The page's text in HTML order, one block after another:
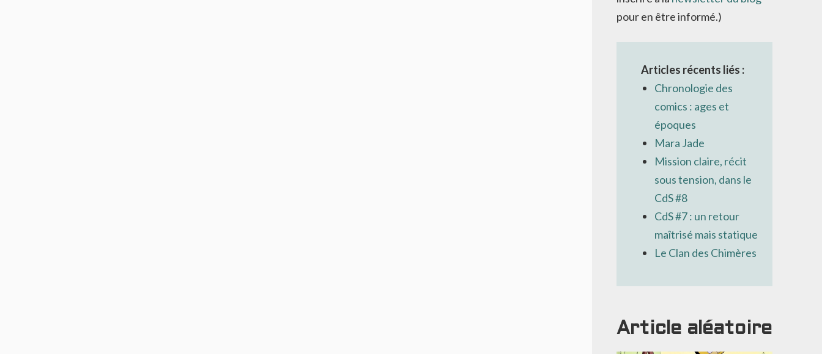
pour en être informé.)
Articles récents liés :
Chronologie des
comics : ages et
époques
Mara Jade
Mission claire, récit
sous tension, dans le
CdS #8
CdS #7 : un retour
maîtrisé mais statique
Le Clan des Chimères
Article aléatoire